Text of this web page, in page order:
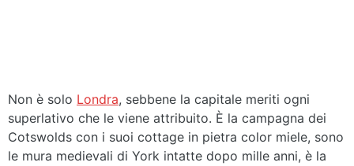
Non è solo Londra, sebbene la capitale meriti ogni
superlativo che le viene attribuito. È la campagna dei
Cotswolds con i suoi cottage in pietra color miele, sono
le mura medievali di York intatte dopo mille anni, è la